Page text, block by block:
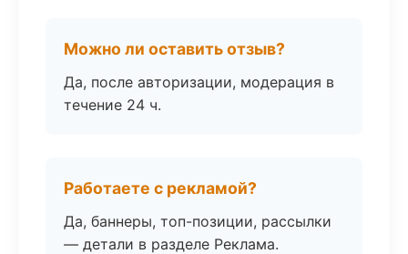
Можно ли оставить отзыв?
Да, после авторизации, модерация в
течение 24 ч.
Работаете с рекламой?
Да, баннеры, топ-позиции, рассылки
— детали в разделе Реклама.